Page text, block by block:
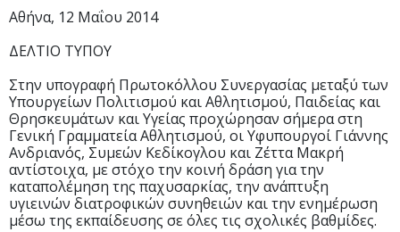
Αθήνα, 12 Μαΐου 2014
ΔΕΛΤΙΟ ΤΥΠΟΥ
Στην υπογραφή Πρωτοκόλλου Συνεργασίας μεταξύ των
Υπουργείων Πολιτισμού και Αθλητισμού, Παιδείας και
Θρησκευμάτων και Υγείας προχώρησαν σήμερα στη
Γενική Γραμματεία Αθλητισμού, οι Υφυπουργοί Γιάννης
Ανδριανός, Συμεών Κεδίκογλου και Ζέττα Μακρή
αντίστοιχα, με στόχο την κοινή δράση για την
καταπολέμηση της παχυσαρκίας, την ανάπτυξη
υγιεινών διατροφικών συνηθειών και την ενημέρωση
μέσω της εκπαίδευσης σε όλες τις σχολικές βαθμίδες.